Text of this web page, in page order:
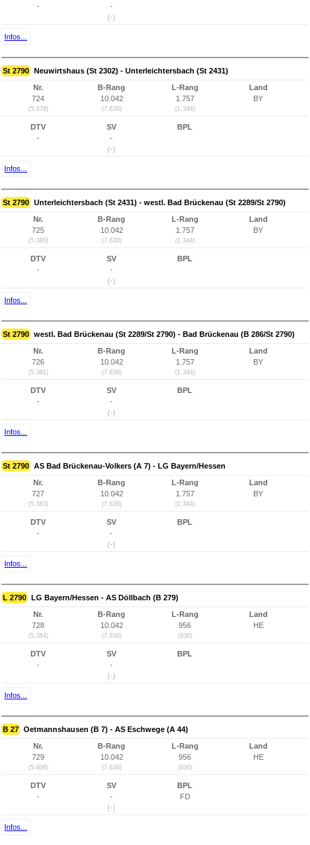
-
-
(-)
Infos...
St 2790 Neuwirtshaus (St 2302) - Unterleichtersbach (St 2431)
Nr.
724
(5.379)
B-Rang
10.042
(7.638)
L-Rang
1.757
(1.344)
Land
BY
DTV
-
SV
-
(-)
BPL
Infos...
St 2790 Unterleichtersbach (St 2431) - westl. Bad Brückenau (St 2289/St 2790)
Nr.
725
(5.380)
B-Rang
10.042
(7.638)
L-Rang
1.757
(1.344)
Land
BY
DTV
-
SV
-
(-)
BPL
Infos...
St 2790 westl. Bad Brückenau (St 2289/St 2790) - Bad Brückenau (B 286/St 2790)
Nr.
726
(5.381)
B-Rang
10.042
(7.638)
L-Rang
1.757
(1.344)
Land
BY
DTV
-
SV
-
(-)
BPL
Infos...
St 2790 AS Bad Brückenau-Volkers (A 7) - LG Bayern/Hessen
Nr.
727
(5.383)
B-Rang
10.042
(7.638)
L-Rang
1.757
(1.344)
Land
BY
DTV
-
SV
-
(-)
BPL
Infos...
L 2790 LG Bayern/Hessen - AS Döllbach (B 279)
Nr.
728
(5.384)
B-Rang
10.042
(7.638)
L-Rang
956
(936)
Land
HE
DTV
-
SV
-
(-)
BPL
Infos...
B 27 Oetmannshausen (B 7) - AS Eschwege (A 44)
Nr.
729
(5.406)
B-Rang
10.042
(7.638)
L-Rang
956
(936)
Land
HE
DTV
-
SV
-
(-)
BPL
FD
Infos...